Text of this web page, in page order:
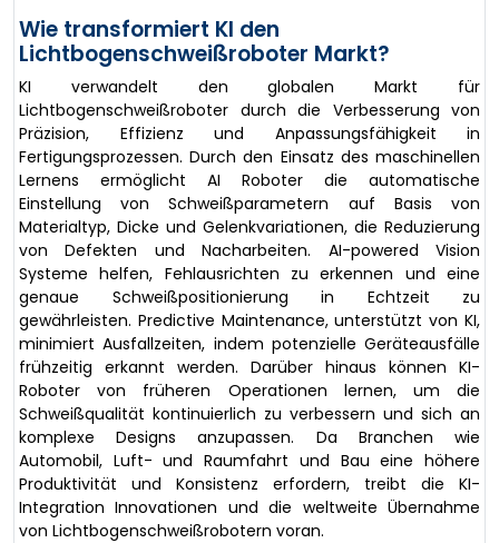
Wie transformiert KI den
Lichtbogenschweißroboter Markt?
KI verwandelt den globalen Markt für
Lichtbogenschweißroboter durch die Verbesserung von
Präzision, Effizienz und Anpassungsfähigkeit in
Fertigungsprozessen. Durch den Einsatz des maschinellen
Lernens ermöglicht AI Roboter die automatische
Einstellung von Schweißparametern auf Basis von
Materialtyp, Dicke und Gelenkvariationen, die Reduzierung
von Defekten und Nacharbeiten. AI-powered Vision
Systeme helfen, Fehlausrichten zu erkennen und eine
genaue Schweißpositionierung in Echtzeit zu
gewährleisten. Predictive Maintenance, unterstützt von KI,
minimiert Ausfallzeiten, indem potenzielle Geräteausfälle
frühzeitig erkannt werden. Darüber hinaus können KI-
Roboter von früheren Operationen lernen, um die
Schweißqualität kontinuierlich zu verbessern und sich an
komplexe Designs anzupassen. Da Branchen wie
Automobil, Luft- und Raumfahrt und Bau eine höhere
Produktivität und Konsistenz erfordern, treibt die KI-
Integration Innovationen und die weltweite Übernahme
von Lichtbogenschweißrobotern voran.